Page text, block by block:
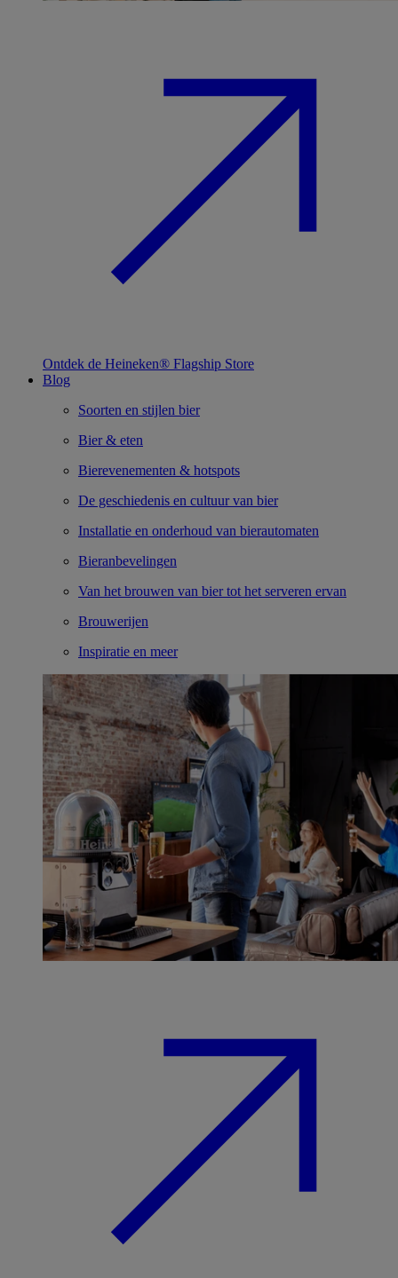
Ontdek de Heineken® Flagship Store
Blog
Soorten en stijlen bier
Bier & eten
Bierevenementen & hotspots
De geschiedenis en cultuur van bier
Installatie en onderhoud van bierautomaten
Bieranbevelingen
Van het brouwen van bier tot het serveren ervan
Brouwerijen
Inspiratie en meer